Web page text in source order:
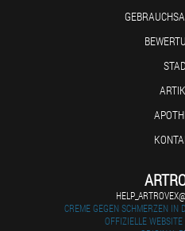
CREME GEGEN SCHMERZEN IN
OFFIZIELLE